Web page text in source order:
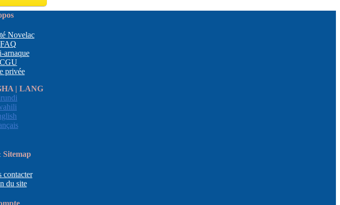
Novelac
FAQ
arnaque
CGU
privée
| LANG
contacter
du site